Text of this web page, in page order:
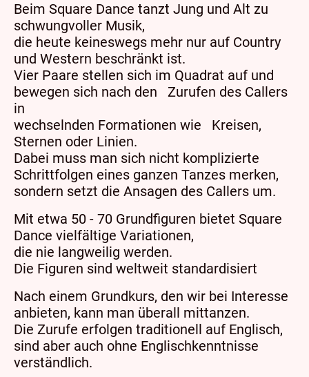
Beim Square Dance tanzt Jung und Alt zu
schwungvoller Musik,
die heute keineswegs mehr nur auf Country
und Western beschränkt ist.
Vier Paare stellen sich im Quadrat auf und
bewegen sich nach den Zurufen des Callers
in
wechselnden Formationen wie Kreisen,
Sternen oder Linien.
Dabei muss man sich nicht komplizierte
Schrittfolgen eines ganzen Tanzes merken,
sondern setzt die Ansagen des Callers um.
Mit etwa 50 - 70 Grundfiguren bietet Square
Dance vielfältige Variationen,
die nie langweilig werden.
Die Figuren sind weltweit standardisiert
Nach einem Grundkurs, den wir bei Interesse
anbieten, kann man überall mittanzen.
Die Zurufe erfolgen traditionell auf Englisch,
sind aber auch ohne Englischkenntnisse
verständlich.